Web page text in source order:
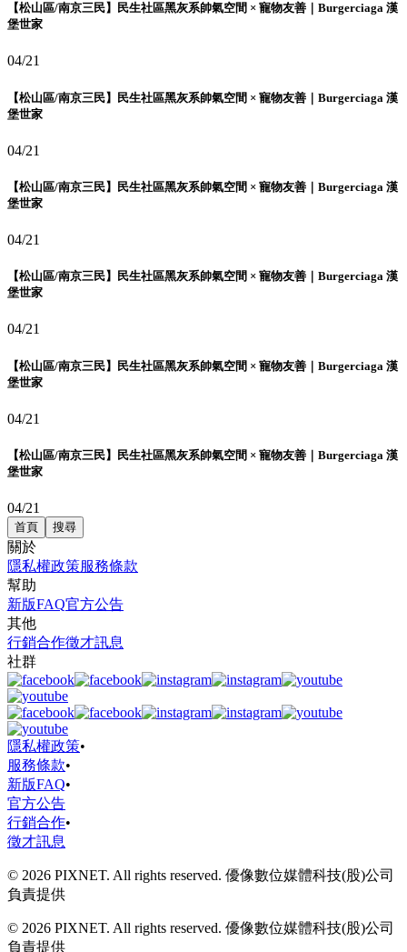
【松山區/南京三民】民生社區黑灰系帥氣空間 × 寵物友善｜Burgerciaga 漢
堡世家
04/21
【松山區/南京三民】民生社區黑灰系帥氣空間 × 寵物友善｜Burgerciaga 漢
堡世家
04/21
【松山區/南京三民】民生社區黑灰系帥氣空間 × 寵物友善｜Burgerciaga 漢
堡世家
04/21
【松山區/南京三民】民生社區黑灰系帥氣空間 × 寵物友善｜Burgerciaga 漢
堡世家
04/21
【松山區/南京三民】民生社區黑灰系帥氣空間 × 寵物友善｜Burgerciaga 漢
堡世家
04/21
【松山區/南京三民】民生社區黑灰系帥氣空間 × 寵物友善｜Burgerciaga 漢
堡世家
04/21
首頁 搜尋
關於
隱私權政策服務條款
幫助
新版FAQ官方公告
其他
行銷合作徵才訊息
社群
隱私權政策•
服務條款•
新版FAQ•
官方公告
行銷合作•
徵才訊息
© 2026 PIXNET. All rights reserved. 優像數位媒體科技(股)公司
負責提供
© 2026 PIXNET. All rights reserved. 優像數位媒體科技(股)公司
負責提供